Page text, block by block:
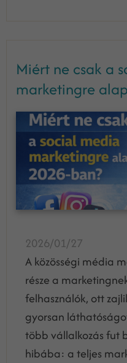
Miért ne csak a
marketingre
2026/01/27
A közösségi média
része a
felhasználók, ott
gyorsan
több vállalkozás fut
hibába: a teljes